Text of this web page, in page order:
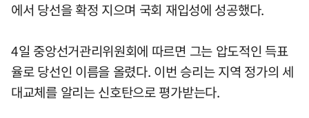
에서 당선을 확정 지으며 국회 재입성에 성공했다.
4일 중앙선거관리위원회에 따르면 그는 압도적인 득표
율로 당선인 이름을 올렸다. 이번 승리는 지역 정가의 세
대교체를 알리는 신호탄으로 평가받는다.